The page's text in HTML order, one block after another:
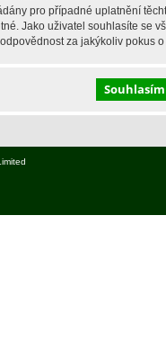
pro případné uplatnění
Jako uživatel souhlasíte se
za jakýkoliv pokus